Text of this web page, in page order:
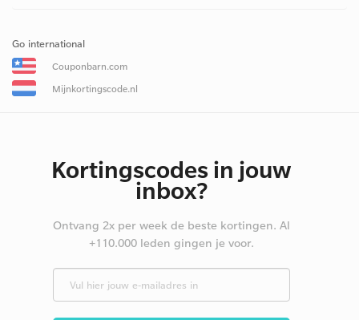
Go international
Couponbarn.com
Mijnkortingscode.nl
Kortingscodes in jouw
inbox?
Ontvang 2x per week de beste kortingen. Al
+110.000 leden gingen je voor.